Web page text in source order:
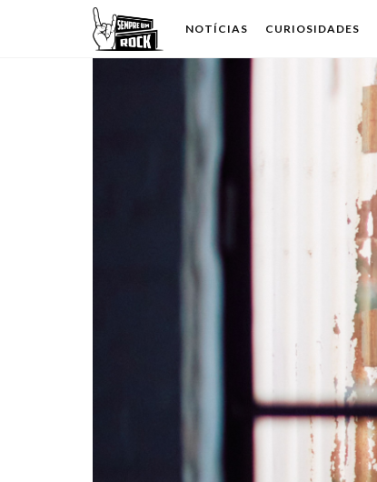
NOTÍCIAS CURIOSIDADES